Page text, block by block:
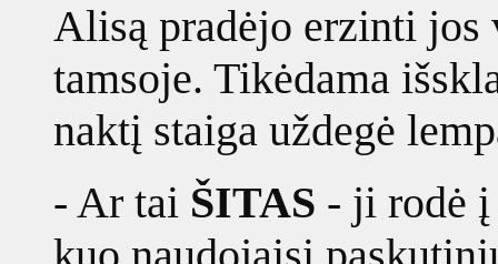
Alisą pradėjo erzinti
tamsoje. Tikėdama
naktį staiga uždegė
- Ar tai ŠITAS - ji rodė